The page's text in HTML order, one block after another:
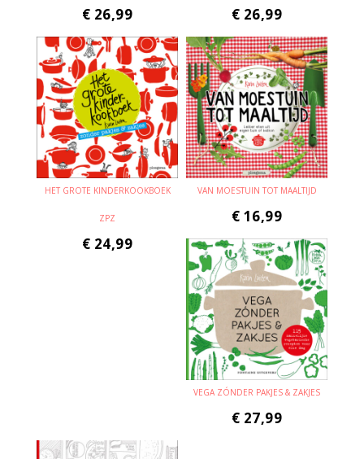
€ 26,99 € 26,99
HET GROTE KINDERKOOKBOEK
ZPZ
€ 24,99
VAN MOESTUIN TOT MAALTIJD
€ 16,99
VEGA ZÓNDER PAKJES & ZAKJES
€ 27,99